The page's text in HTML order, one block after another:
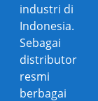
industri di
Indonesia.
Sebagai
distributor
resmi
berbagai